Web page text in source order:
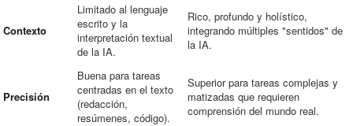
Contexto
Limitado al lenguaje
escrito y la
interpretación textual
de la IA.
Rico, profundo y holístico,
integrando múltiples "sentidos" de
la IA.
Precisión
Buena para tareas
centradas en el texto
(redacción,
resúmenes, código).
Superior para tareas complejas y
matizadas que requieren
comprensión del mundo real.